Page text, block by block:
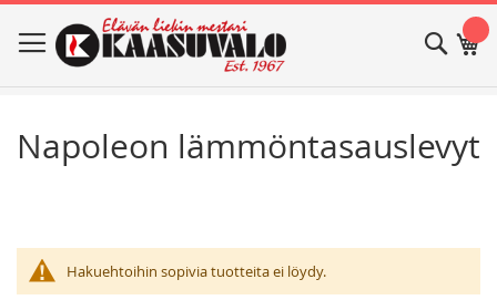
to
Content
Haku
Napoleon lämmöntasauslevyt
Hakuehtoihin sopivia tuotteita ei löydy.